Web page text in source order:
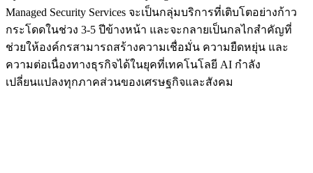
Managed Security Services จะเป็นกลุ่มบริการที่เติบโตอย่างก้าว
กระโดดในช่วง 3-5 ปีข้างหน้า และจะกลายเป็นกลไกสำคัญที่
ช่วยให้องค์กรสามารถสร้างความเชื่อมั่น ความยืดหยุ่น และ
ความต่อเนื่องทางธุรกิจได้ในยุคที่เทคโนโลยี AI กำลัง
เปลี่ยนแปลงทุกภาคส่วนของเศรษฐกิจและสังคม